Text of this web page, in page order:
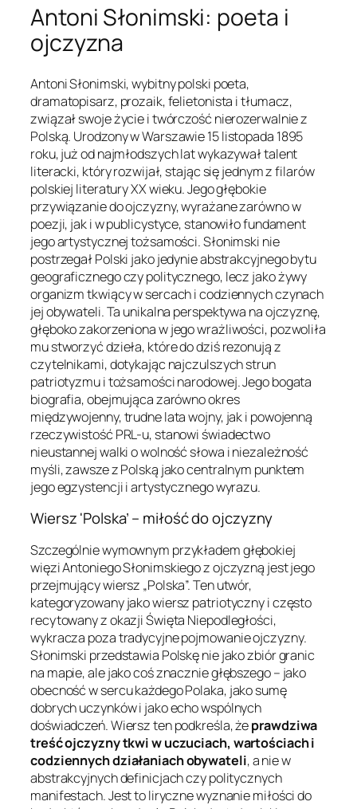
Antoni Słonimski: poeta i
ojczyzna
Antoni Słonimski, wybitny polski poeta,
dramatopisarz, prozaik, felietonista i tłumacz,
związał swoje życie i twórczość nierozerwalnie z
Polską. Urodzony w Warszawie 15 listopada 1895
roku, już od najmłodszych lat wykazywał talent
literacki, który rozwijał, stając się jednym z filarów
polskiej literatury XX wieku. Jego głębokie
przywiązanie do ojczyzny, wyrażane zarówno w
poezji, jak i w publicystyce, stanowiło fundament
jego artystycznej tożsamości. Słonimski nie
postrzegał Polski jako jedynie abstrakcyjnego bytu
geograficznego czy politycznego, lecz jako żywy
organizm tkwiący w sercach i codziennych czynach
jej obywateli. Ta unikalna perspektywa na ojczyznę,
głęboko zakorzeniona w jego wrażliwości, pozwoliła
mu stworzyć dzieła, które do dziś rezonują z
czytelnikami, dotykając najczulszych strun
patriotyzmu i tożsamości narodowej. Jego bogata
biografia, obejmująca zarówno okres
międzywojenny, trudne lata wojny, jak i powojenną
rzeczywistość PRL-u, stanowi świadectwo
nieustannej walki o wolność słowa i niezależność
myśli, zawsze z Polską jako centralnym punktem
jego egzystencji i artystycznego wyrazu.
Wiersz 'Polska’ – miłość do ojczyzny
Szczególnie wymownym przykładem głębokiej
więzi Antoniego Słonimskiego z ojczyzną jest jego
przejmujący wiersz „Polska”. Ten utwór,
kategoryzowany jako wiersz patriotyczny i często
recytowany z okazji Święta Niepodległości,
wykracza poza tradycyjne pojmowanie ojczyzny.
Słonimski przedstawia Polskę nie jako zbiór granic
na mapie, ale jako coś znacznie głębszego – jako
obecność w sercu każdego Polaka, jako sumę
dobrych uczynków i jako echo wspólnych
doświadczeń. Wiersz ten podkreśla, żeprawdziwa
treść ojczyzny tkwi w uczuciach, wartościach i
codziennych działaniach obywateli, a nie w
abstrakcyjnych definicjach czy politycznych
manifestach. Jest to liryczne wyznanie miłości do